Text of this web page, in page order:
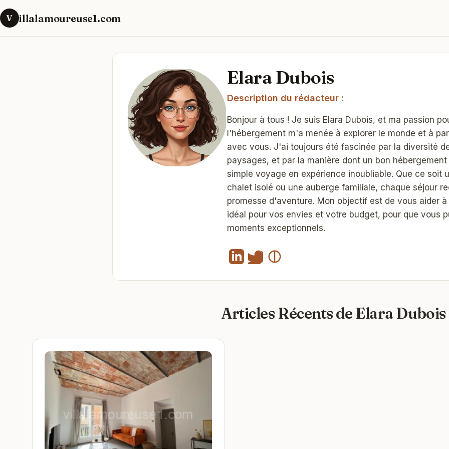
V illalamoureuse1.com
Elara Dubois
Description du rédacteur :
Bonjour à tous ! Je suis Elara Dubois, et ma passion
l'hébergement m'a menée à explorer le monde et à
avec vous. J'ai toujours été fascinée par la diversité
paysages, et par la manière dont un bon
simple voyage en expérience inoubliable. Que ce soit
chalet isolé ou une auberge familiale, chaque séjour
promesse d'aventure. Mon objectif est de vous aider
idéal pour vos envies et votre budget, pour que vous
moments exceptionnels.
Articles Récents de Elara Dubois